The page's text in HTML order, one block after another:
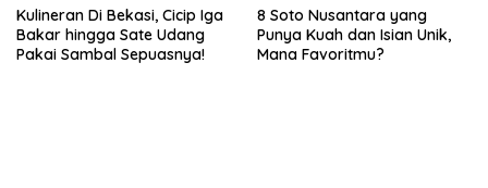
Kulineran Di Bekasi, Cicip Iga
Bakar hingga Sate Udang
Pakai Sambal Sepuasnya!
8 Soto Nusantara yang
Punya Kuah dan Isian Unik,
Mana Favoritmu?